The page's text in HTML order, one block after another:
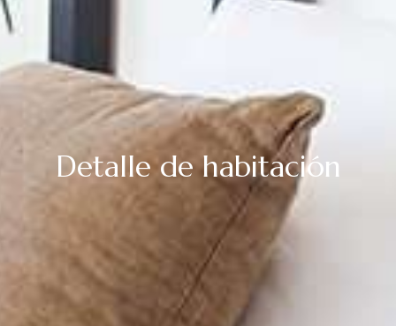
Detalle de habitación